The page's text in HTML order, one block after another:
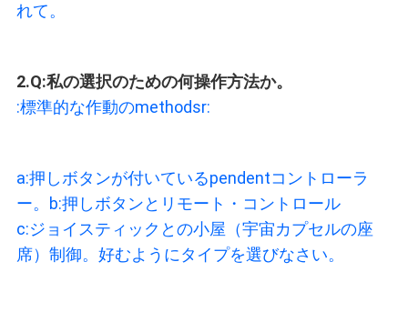
れて。
2.Q:私の選択のための何操作方法か。
:標準的な作動のmethodsr:
a:押しボタンが付いているpendentコントローラ
ー。b:押しボタンとリモート・コントロール
c:ジョイスティックとの小屋（宇宙カプセルの座
席）制御。好むようにタイプを選びなさい。